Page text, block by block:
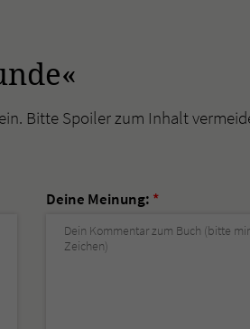
Bitte Spoiler zum Inhalt
Deine Meinung: *